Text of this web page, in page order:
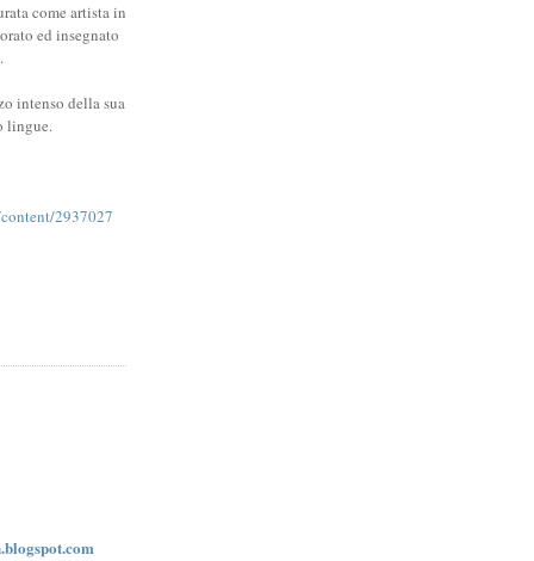
come artista in
ed insegnato
intenso della sua
lingue.
2937027